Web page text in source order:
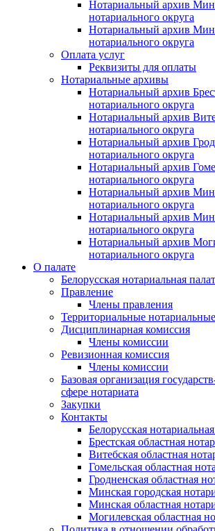
Нотариальный архив
нотариального округа
Нотариальный архив
нотариального округа
Оплата услуг
Реквизиты для оплаты
Нотариальные архивы
Нотариальный архив
нотариального округа
Нотариальный архив
нотариального округа
Нотариальный архив
нотариального округа
Нотариальный архив
нотариального округа
Нотариальный архив
нотариального округа
Нотариальный архив
нотариального округа
Нотариальный архив
нотариального округа
О палате
Белорусская нотариальная
Правление
Члены правления
Территориальные
Дисциплинарная комиссия
Члены комиссии
Ревизионная комиссия
Члены комиссии
Базовая организация
сфере нотариата
Закупки
Контакты
Белорусская
Брестская областная
Витебская областная
Гомельская областная
Гродненская областная
Минская городская
Минская областная
Могилевская областная